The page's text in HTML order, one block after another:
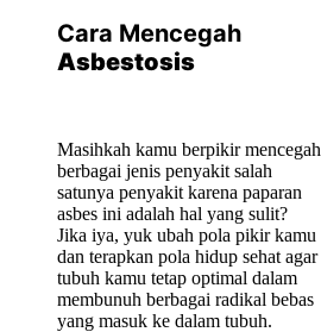
Cara Mencegah
Asbestosis
Masihkah kamu berpikir mencegah
berbagai jenis penyakit salah
satunya penyakit karena paparan
asbes ini adalah hal yang sulit?
Jika iya, yuk ubah pola pikir kamu
dan terapkan pola hidup sehat agar
tubuh kamu tetap optimal dalam
membunuh berbagai radikal bebas
yang masuk ke dalam tubuh.